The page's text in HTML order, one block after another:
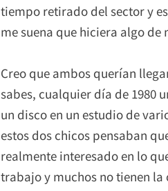
tiempo retirado del sector y
me suena que hiciera algo de
Creo que ambos querían
sabes, cualquier día de 1980
un disco en un estudio de
estos dos chicos pensaban
realmente interesado en lo
trabajo y muchos no tienen